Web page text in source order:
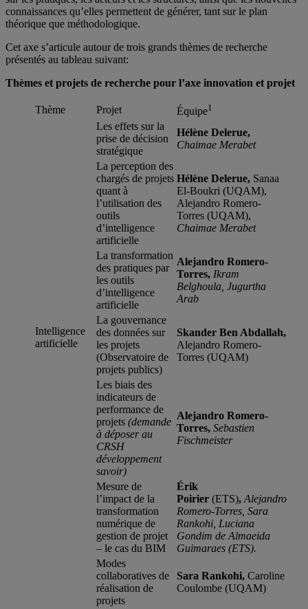
connaissances qu’elles permettent de générer, tant sur le plan
théorique que méthodologique.
Cet axe s’articule autour de trois grands thèmes de recherche
présentés au tableau suivant:
Thèmes et projets de recherche pour l’axe innovation et projet
Thème Projet Équipe1
Intelligence
artificielle
Les effets sur la
prise de décision
stratégique
Hélène Delerue,
Chaimae Merabet
La perception des
chargés de projets
quant à
l’utilisation des
outils
d’intelligence
artificielle
Hélène Delerue, Sanaa
El-Boukri (UQAM),
Alejandro Romero-
Torres (UQAM),
Chaimae Merabet
La transformation
des pratiques par
les outils
d’intelligence
artificielle
Alejandro Romero-
Torres, Ikram
Belghoula, Jugurtha
Arab
La gouvernance
des données sur
les projets
(Observatoire de
projets publics)
Skander Ben Abdallah,
Alejandro Romero-
Torres (UQAM)
Les biais des
indicateurs de
performance de
projets (demande
à déposer au
CRSH
développement
savoir)
Alejandro Romero-
Torres, Sebastien
Fischmeister
Mesure de
l’impact de la
transformation
numérique de
gestion de projet
– le cas du BIM
Érik
Poirier (ETS), Alejandro
Romero-Torres, Sara
Rankohi, Luciana
Gondim de Almaeida
Guimaraes (ETS).
Modes
collaboratives de
réalisation de
projets
Sara Rankohi, Caroline
Coulombe (UQAM)